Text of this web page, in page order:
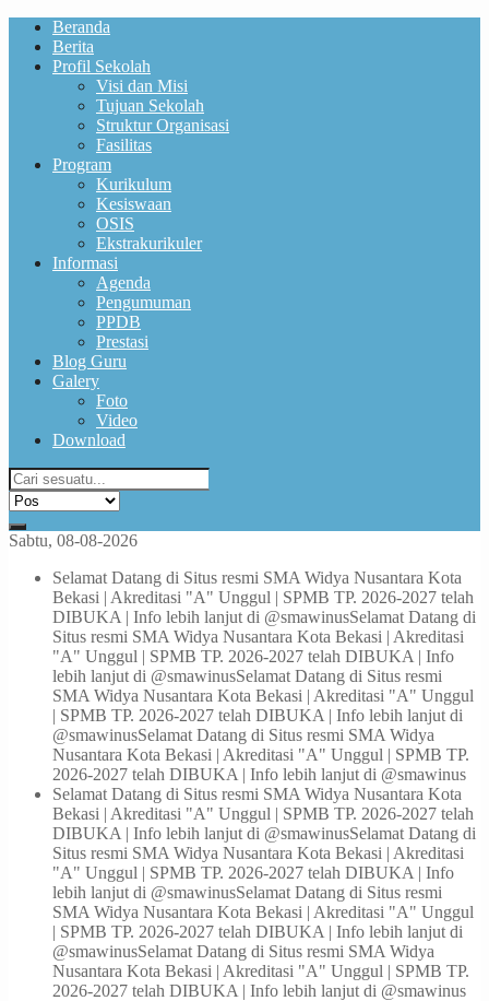
Beranda
Berita
Profil Sekolah
Visi dan Misi
Tujuan Sekolah
Struktur Organisasi
Fasilitas
Program
Kurikulum
Kesiswaan
OSIS
Ekstrakurikuler
Informasi
Agenda
Pengumuman
PPDB
Prestasi
Blog Guru
Galery
Foto
Video
Download
Sabtu, 08-08-2026
Selamat Datang di Situs resmi SMA Widya Nusantara Kota
Bekasi | Akreditasi "A" Unggul | SPMB TP. 2026-2027 telah
DIBUKA | Info lebih lanjut di @smawinusSelamat Datang di
Situs resmi SMA Widya Nusantara Kota Bekasi | Akreditasi
"A" Unggul | SPMB TP. 2026-2027 telah DIBUKA | Info
lebih lanjut di @smawinusSelamat Datang di Situs resmi
SMA Widya Nusantara Kota Bekasi | Akreditasi "A" Unggul
| SPMB TP. 2026-2027 telah DIBUKA | Info lebih lanjut di
@smawinusSelamat Datang di Situs resmi SMA Widya
Nusantara Kota Bekasi | Akreditasi "A" Unggul | SPMB TP.
2026-2027 telah DIBUKA | Info lebih lanjut di @smawinus
Selamat Datang di Situs resmi SMA Widya Nusantara Kota
Bekasi | Akreditasi "A" Unggul | SPMB TP. 2026-2027 telah
DIBUKA | Info lebih lanjut di @smawinusSelamat Datang di
Situs resmi SMA Widya Nusantara Kota Bekasi | Akreditasi
"A" Unggul | SPMB TP. 2026-2027 telah DIBUKA | Info
lebih lanjut di @smawinusSelamat Datang di Situs resmi
SMA Widya Nusantara Kota Bekasi | Akreditasi "A" Unggul
| SPMB TP. 2026-2027 telah DIBUKA | Info lebih lanjut di
@smawinusSelamat Datang di Situs resmi SMA Widya
Nusantara Kota Bekasi | Akreditasi "A" Unggul | SPMB TP.
2026-2027 telah DIBUKA | Info lebih lanjut di @smawinus